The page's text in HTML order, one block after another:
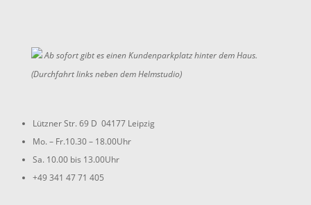
Ab sofort gibt es einen Kundenparkplatz hinter dem Haus.
(Durchfahrt links neben dem Helmstudio)
Lützner Str. 69 D 04177 Leipzig
Mo. – Fr.10.30 – 18.00Uhr
Sa. 10.00 bis 13.00Uhr
+49 341 47 71 405